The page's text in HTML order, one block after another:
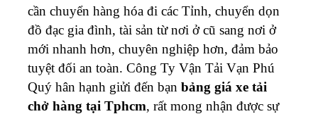
cần chuyển hàng hóa đi các Tỉnh, chuyển dọn
đồ đạc gia đình, tài sản từ nơi ở cũ sang nơi ở
mới nhanh hơn, chuyên nghiệp hơn, đảm bảo
tuyệt đối an toàn. Công Ty Vận Tải Vạn Phú
Quý hân hạnh giửi đến bạn bảng giá xe tải
chở hàng tại Tphcm, rất mong nhận được sự